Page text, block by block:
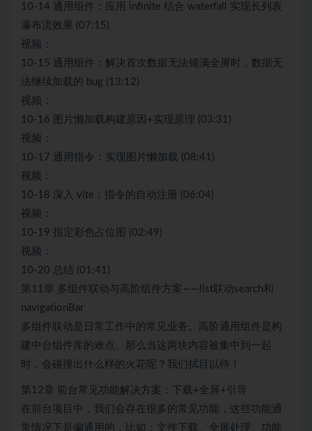
10-14 通用组件：应用 infinite 结合 waterfall 实现长列表
瀑布流效果 (07:15)
视频：
10-15 通用组件：解决首次数据无法铺满全屏时，数据无
法继续加载的 bug (13:12)
视频：
10-16 图片懒加载构建原因+实现原理 (03:31)
视频：
10-17 通用指令：实现图片懒加载 (08:41)
视频：
10-18 深入 vite：指令的自动注册 (06:04)
视频：
10-19 指定彩色占位图 (02:49)
视频：
10-20 总结 (01:41)
第11章 多组件联动与高阶组件方案——list联动search和
navigationBar
多组件联动是日常工作中的常见业务。高阶通用组件是构
建中台组件库的难点。那么当这两块内容被集中到一起
时，会碰撞出什么样的火花呢？我们拭目以待！
第12章 前台常见功能解决方案：下载+全屏+引导
在前台项目中，我们会存在很多的常见功能，这些功能通
常情况下是偏通用的，比如：文件下载、全屏处理、功能